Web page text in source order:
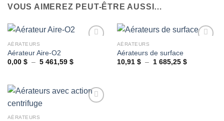
VOUS AIMEREZ PEUT-ÊTRE AUSSI…
AÉRATEURS
Aérateur Aire-O2
0,00 $ – 5 461,59 $Plage
à
5
461,59 $
AÉRATEURS
Aérateurs de surface
10,91 $ – 1 685,25 $Plage
AÉRATEURS